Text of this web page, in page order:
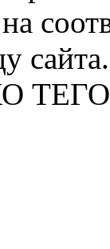
сайта.